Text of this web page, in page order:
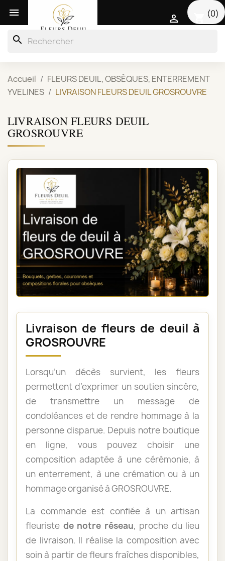
 (0)

search
Accueil
FLEURS DEUIL, OBSÈQUES, ENTERREMENT
YVELINES
LIVRAISON FLEURS DEUIL GROSROUVRE
LIVRAISON FLEURS DEUIL
GROSROUVRE
Livraison de fleurs de deuil à
GROSROUVRE
Lorsqu’un décès survient, les fleurs
permettent d’exprimer un soutien sincère,
de transmettre un message de
condoléances et de rendre hommage à la
personne disparue. Depuis notre boutique
en ligne, vous pouvez choisir une
composition adaptée à une cérémonie, à
un enterrement, à une crémation ou à un
hommage organisé à GROSROUVRE.
La commande est confiée à un artisan
fleuriste de notre réseau, proche du lieu
de livraison. Il réalise la composition avec
soin à partir de fleurs fraîches disponibles,